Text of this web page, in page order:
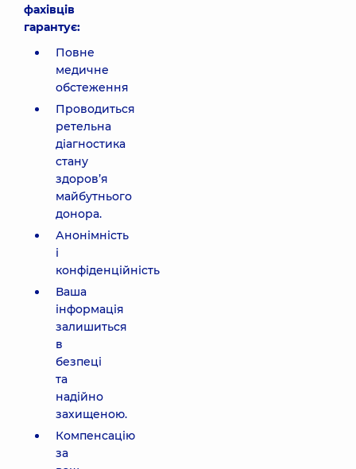
фахівців
гарантує:
Повне
медичне
обстеження
Проводиться
ретельна
діагностика
стану
здоров’я
майбутнього
донора.
Анонімність
і
конфіденційність
Ваша
інформація
залишиться
в
безпеці
та
надійно
захищеною.
Компенсацію
за